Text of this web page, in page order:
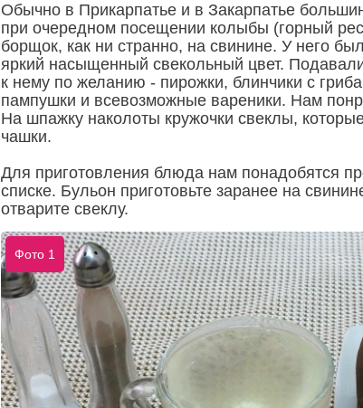
Обычно в Прикарпатье и в Закарпатье
при очередном посещении колыбы (горный
борщок, как ни странно, на свинине. У него
яркий насыщенный свекольный цвет.
к нему по желанию - пирожки, блинчики с
пампушки и всевозможные вареники. Нам
На шпажку наколоты кружочки свеклы,
чашки.
Для приготовления блюда нам понадобятся
списке. Бульон приготовьте заранее на
отварите свеклу.
Фото 1